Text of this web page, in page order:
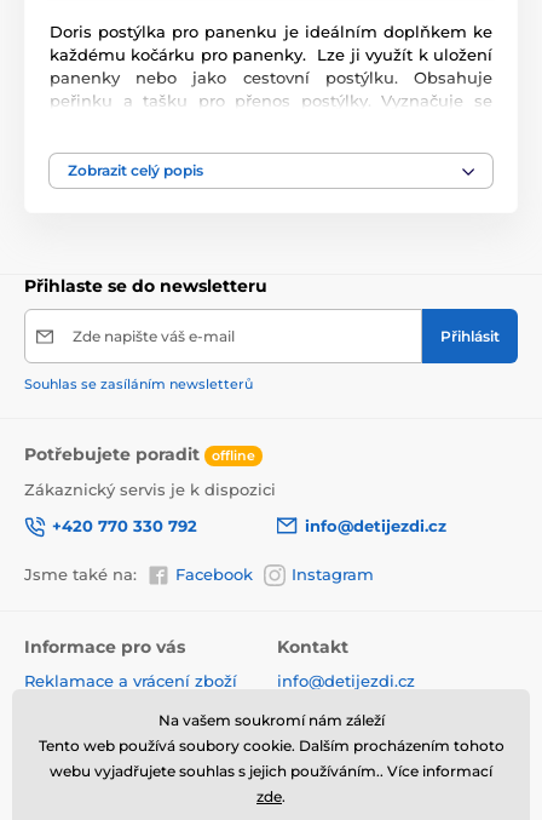
Doris postýlka pro panenku je ideálním doplňkem ke
každému kočárku pro panenky. Lze ji využít k uložení
panenky nebo jako cestovní postýlku. Obsahuje
peřinku a tašku pro přenos postýlky. Vyznačuje se
45 cm.
Doplňky pro panenky
Zobrazit celý popis
Přihlaste se do newsletteru
Zde napište váš e-mail Přihlásit
Souhlas se zasíláním newsletterů
Potřebujete poradit offline
Zákaznický servis je k dispozici
+420 770 330 792
info@detijezdi.cz
Jsme také na: Facebook Instagram
Informace pro vás
Reklamace a vrácení zboží
Obchodní podmínky
Ochrana osobních údajů
Hodnocení obchodu
Kontakt
info@detijezdi.cz
770 330 792 (Po-Pá 10-16 hod)
Instagram detijezdi.cz/
Na vašem soukromí nám záleží
Tento web používá soubory cookie. Dalším procházením tohoto
webu vyjadřujete souhlas s jejich používáním.. Více informací
zde.